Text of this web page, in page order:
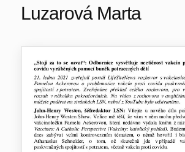
Luzarová Marta